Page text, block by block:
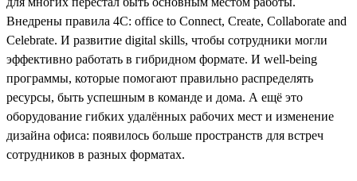
Внедрены правила 4C: office to Connect, Create, Collaborate and
Celebrate. И развитие digital skills, чтобы сотрудники могли
эффективно работать в гибридном формате. И well-being
программы, которые помогают правильно распределять
ресурсы, быть успешным в команде и дома. А ещё это
оборудование гибких удалённых рабочих мест и изменение
дизайна офиса: появилось больше пространств для встреч
сотрудников в разных форматах.